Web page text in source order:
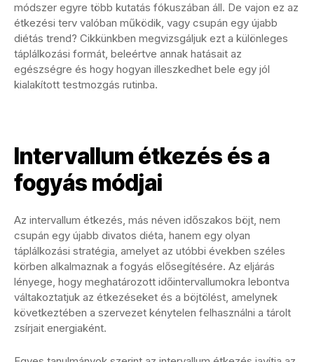
módszer egyre több kutatás fókuszában áll. De vajon ez az
étkezési terv valóban működik, vagy csupán egy újabb
diétás trend? Cikkünkben megvizsgáljuk ezt a különleges
táplálkozási formát, beleértve annak hatásait az
egészségre és hogy hogyan illeszkedhet bele egy jól
kialakított testmozgás rutinba.
Intervallum étkezés és a
fogyás módjai
Az intervallum étkezés, más néven időszakos böjt, nem
csupán egy újabb divatos diéta, hanem egy olyan
táplálkozási stratégia, amelyet az utóbbi években széles
körben alkalmaznak a fogyás elősegítésére. Az eljárás
lényege, hogy meghatározott időintervallumokra lebontva
váltakoztatjuk az étkezéseket és a böjtölést, amelynek
következtében a szervezet kénytelen felhasználni a tárolt
zsírjait energiaként.